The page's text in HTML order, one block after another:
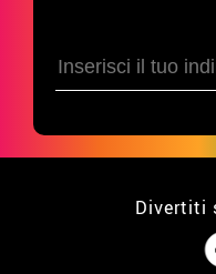
Divertiti